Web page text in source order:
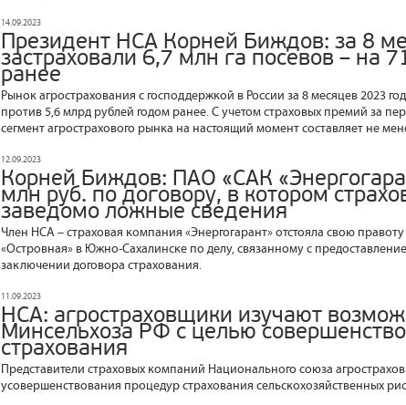
14.09.2023
Президент НСА Корней Биждов: за 8
застраховали 6,7 млн га посевов – на
ранее
Рынок агрострахования с господдержкой в России за 8 месяцев 2023
против 5,6 млрд рублей годом ранее. С учетом страховых премий за
сегмент агрострахового рынка на настоящий момент составляет не
12.09.2023
Корней Биждов: ПАО «САК
млн руб. по договору, в котором
заведомо ложные сведения
Член НСА – страховая компания «Энергогарант» отстояла свою
«Островная» в Южно-Сахалинске по делу, связанному с
заключении договора страхования.
11.09.2023
НСА: агростраховщики изучают
Минсельхоза РФ с целью
страхования
Представители страховых компаний Национального союза
усовершенствования процедур страхования сельскохозяйственных